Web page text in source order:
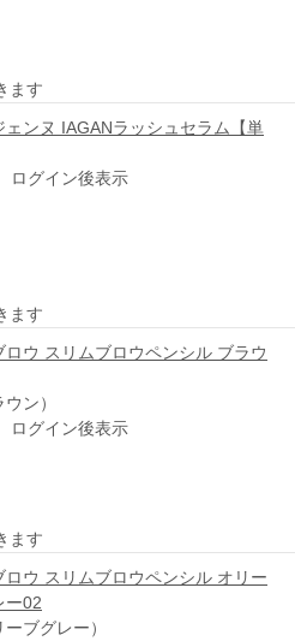
ます
ェンヌ IAGANラッシュセラム【単
ログイン後表示
ます
ロウ スリムブロウペンシル ブラウ
ウン）
ログイン後表示
ます
ロウ スリムブロウペンシル オリー
ー02
ーブグレー）